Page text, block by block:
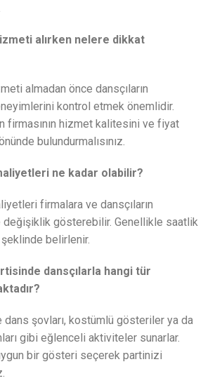
alırken nelere dikkat
almadan önce dansçıların
kontrol etmek önemlidir.
firmasının hizmet kalitesini ve fiyat
bulundurmalısınız.
ne kadar olabilir?
firmalara ve dansçıların
gösterebilir. Genellikle saatlik
belirlenir.
dansçılarla hangi tür
dans şovları, kostümlü gösteriler ya da
gibi eğlenceli aktiviteler sunarlar.
bir gösteri seçerek partinizi